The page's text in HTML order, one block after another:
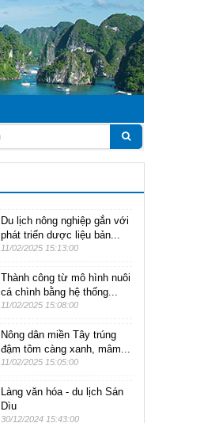
Du lịch nông nghiệp gắn với
phát triển dược liệu bản...
11/02/2025 15:13:00
Thành công từ mô hình nuôi
cá chình bằng hệ thống...
11/02/2025 15:08:00
Nông dân miền Tây trúng
đậm tôm càng xanh, mâm...
11/02/2025 15:05:00
Làng văn hóa - du lịch Sán
Dìu
30/12/2024 15:43:00